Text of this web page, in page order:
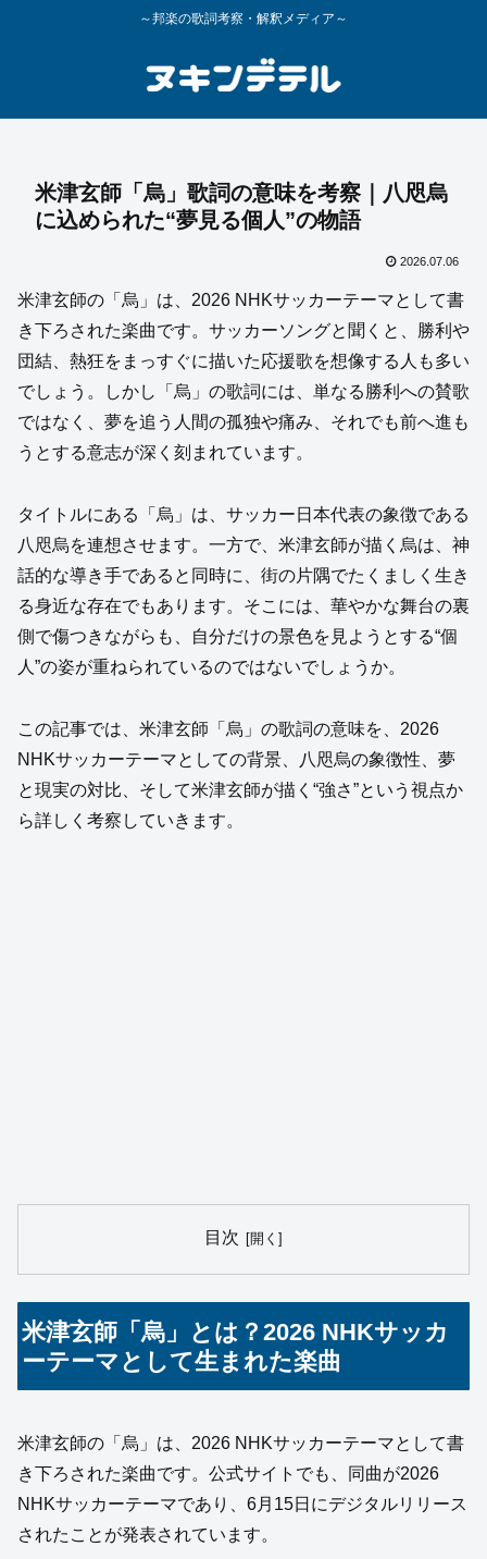
～邦楽の歌詞考察・解釈メディア～
米津玄師「烏」歌詞の意味を考察｜八咫烏
に込められた“夢見る個人”の物語
2026.07.06
米津玄師の「烏」は、2026 NHKサッカーテーマとして書
き下ろされた楽曲です。サッカーソングと聞くと、勝利や
団結、熱狂をまっすぐに描いた応援歌を想像する人も多い
でしょう。しかし「烏」の歌詞には、単なる勝利への賛歌
ではなく、夢を追う人間の孤独や痛み、それでも前へ進も
うとする意志が深く刻まれています。
タイトルにある「烏」は、サッカー日本代表の象徴である
八咫烏を連想させます。一方で、米津玄師が描く烏は、神
話的な導き手であると同時に、街の片隅でたくましく生き
る身近な存在でもあります。そこには、華やかな舞台の裏
側で傷つきながらも、自分だけの景色を見ようとする“個
人”の姿が重ねられているのではないでしょうか。
この記事では、米津玄師「烏」の歌詞の意味を、2026
NHKサッカーテーマとしての背景、八咫烏の象徴性、夢
と現実の対比、そして米津玄師が描く“強さ”という視点か
ら詳しく考察していきます。
目次
米津玄師「烏」とは？2026 NHKサッカ
ーテーマとして生まれた楽曲
米津玄師の「烏」は、2026 NHKサッカーテーマとして書
き下ろされた楽曲です。公式サイトでも、同曲が2026
NHKサッカーテーマであり、6月15日にデジタルリリース
されたことが発表されています。